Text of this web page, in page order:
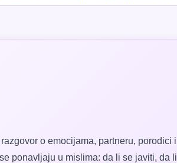
o emocijama, partneru, porodici i
ponavljaju u mislima: da li se javiti, da li